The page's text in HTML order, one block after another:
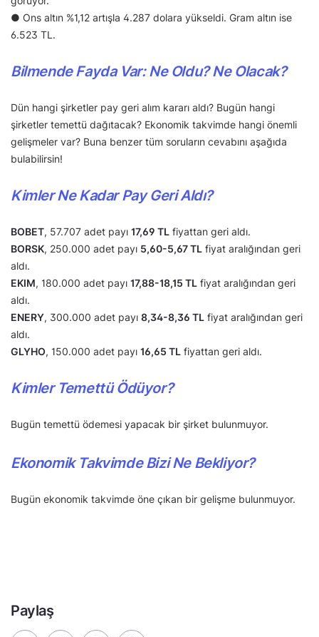
● Ons altın %1,12 artışla 4.287 dolara yükseldi. Gram altın ise
6.523 TL.
Bilmende Fayda Var: Ne Oldu? Ne Olacak?
Dün hangi şirketler pay geri alım kararı aldı? Bugün hangi
şirketler temettü dağıtacak? Ekonomik takvimde hangi önemli
gelişmeler var? Buna benzer tüm soruların cevabını aşağıda
bulabilirsin!
Kimler Ne Kadar Pay Geri Aldı?
BOBET, 57.707 adet payı 17,69 TL fiyattan geri aldı.
BORSK, 250.000 adet payı 5,60-5,67 TL fiyat aralığından geri
aldı.
EKIM, 180.000 adet payı 17,88-18,15 TL fiyat aralığından geri
aldı.
ENERY, 300.000 adet payı 8,34-8,36 TL fiyat aralığından geri
aldı.
GLYHO, 150.000 adet payı 16,65 TL fiyattan geri aldı.
Kimler Temettü Ödüyor?
Bugün temettü ödemesi yapacak bir şirket bulunmuyor.
Ekonomik Takvimde Bizi Ne Bekliyor?
Bugün ekonomik takvimde öne çıkan bir gelişme bulunmuyor.
Paylaş